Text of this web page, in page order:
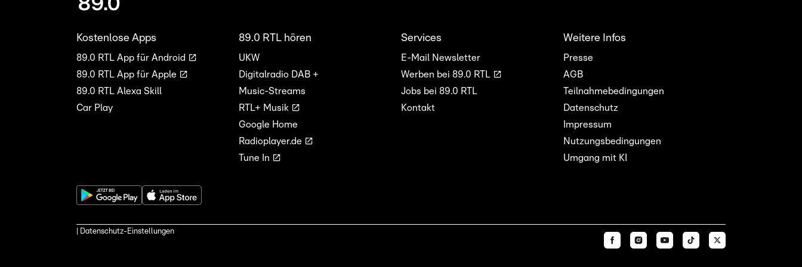
Kostenlose Apps
89.0 RTL App für Android
89.0 RTL App für Apple
89.0 RTL Alexa Skill
Car Play
89.0 RTL hören
UKW
Digitalradio DAB +
Music-Streams
RTL+ Musik
Google Home
Radioplayer.de
Tune In
Services
E-Mail Newsletter
Werben bei 89.0 RTL
Jobs bei 89.0 RTL
Kontakt
Weitere Infos
Presse
AGB
Teilnahmebedingungen
Datenschutz
Impressum
Nutzungsbedingungen
Umgang mit KI
| Datenschutz-Einstellungen